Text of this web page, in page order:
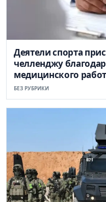
Деятели спорта
челленджу
медицинского
БЕЗ РУБРИКИ